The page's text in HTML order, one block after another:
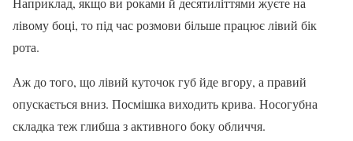
лівому боці, то під час розмови більше працює лівий бік
рота.
Аж до того, що лівий куточок губ йде вгору, а правий
опускається вниз. Посмішка виходить крива. Носогубна
складка теж глибша з активного боку обличчя.